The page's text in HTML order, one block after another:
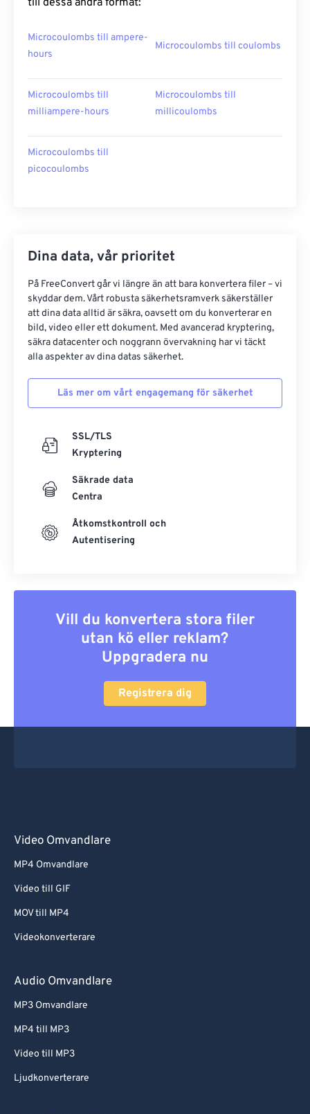
till dessa andra format:
Microcoulombs till ampere-
hours
Microcoulombs till coulombs
Microcoulombs till
milliampere-hours
Microcoulombs till
millicoulombs
Microcoulombs till
picocoulombs
Dina data, vår prioritet
På FreeConvert går vi längre än att bara konvertera filer – vi
skyddar dem. Vårt robusta säkerhetsramverk säkerställer
att dina data alltid är säkra, oavsett om du konverterar en
bild, video eller ett dokument. Med avancerad kryptering,
säkra datacenter och noggrann övervakning har vi täckt
alla aspekter av dina datas säkerhet.
Läs mer om vårt engagemang för säkerhet
SSL/TLS
Kryptering
Säkrade data
Centra
Åtkomstkontroll och
Autentisering
Vill du konvertera stora filer
utan kö eller reklam?
Uppgradera nu
Registrera dig
Video Omvandlare
MP4 Omvandlare
Video till GIF
MOV till MP4
Videokonverterare
Audio Omvandlare
MP3 Omvandlare
MP4 till MP3
Video till MP3
Ljudkonverterare